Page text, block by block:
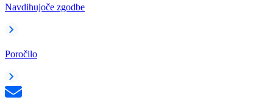
Navdihujoče zgodbe
Poročilo